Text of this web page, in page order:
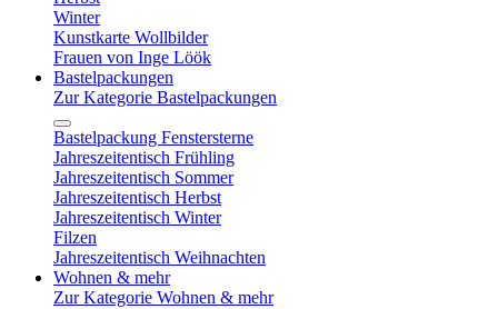
Winter
Kunstkarte Wollbilder
Frauen von Inge Löök
Bastelpackungen
Zur Kategorie Bastelpackungen
Bastelpackung Fenstersterne
Jahreszeitentisch Frühling
Jahreszeitentisch Sommer
Jahreszeitentisch Herbst
Jahreszeitentisch Winter
Filzen
Jahreszeitentisch Weihnachten
Wohnen & mehr
Zur Kategorie Wohnen & mehr